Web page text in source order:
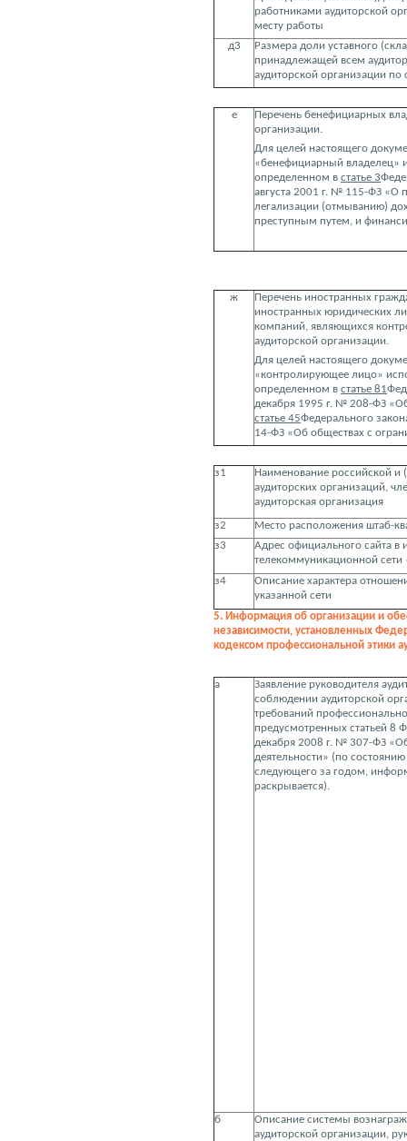
работниками аудиторской
месту работы
д3
Размера доли уставного
принадлежащей всем
аудиторской организации по
е
Перечень бенефициарных
организации.
Для целей настоящего
«бенефициарный владелец»
определенном в статье 3
августа 2001 г. № 115-ФЗ «О
легализации (отмыванию)
преступным путем, и
ж
Перечень иностранных
иностранных юридических
компаний, являющихся
аудиторской организации.
Для целей настоящего
«контролирующее лицо»
определенном в статье 81
декабря 1995 г. № 208-ФЗ
статье 45Федерального
14-ФЗ «Об обществах с
з1
Наименование российской и
аудиторских организаций,
аудиторская организация
з2
Место расположения штаб-
з3
Адрес официального сайта
телекоммуникационной сети
з4
Описание характера
указанной сети
5. Информация об организации и
независимости, установленных
кодексом профессиональной этики
а
Заявление руководителя
соблюдении аудиторской
требований
предусмотренных статьей 8
декабря 2008 г. № 307-ФЗ
деятельности» (по
следующего за годом,
раскрывается).
б
Описание системы
аудиторской организации,